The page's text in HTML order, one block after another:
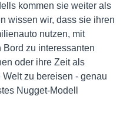
kommen sie weiter als
wissen wir, dass sie ihren
nutzen, mit
Bord zu interessanten
oder ihre Zeit als
zu bereisen - genau
Nugget-Modell